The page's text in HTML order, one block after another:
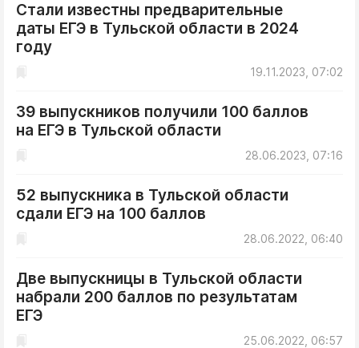
Стали известны предварительные
даты ЕГЭ в Тульской области в 2024
году
19.11.2023, 07:02
39 выпускников получили 100 баллов
на ЕГЭ в Тульской области
28.06.2023, 07:16
52 выпускника в Тульской области
сдали ЕГЭ на 100 баллов
28.06.2022, 06:40
Две выпускницы в Тульской области
набрали 200 баллов по результатам
ЕГЭ
25.06.2022, 06:57